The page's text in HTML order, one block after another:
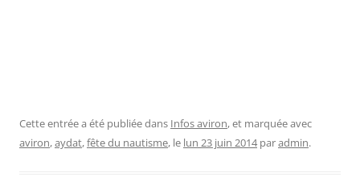
Cette entrée a été publiée dans Infos aviron, et marquée avec
aviron,aydat,fête du nautisme, le lun 23 juin 2014 paradmin.